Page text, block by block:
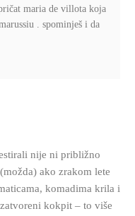
maria de villota koja
. spominješ i da
nije ni približno
ako zrakom lete
komadima krila i
kokpit – to više